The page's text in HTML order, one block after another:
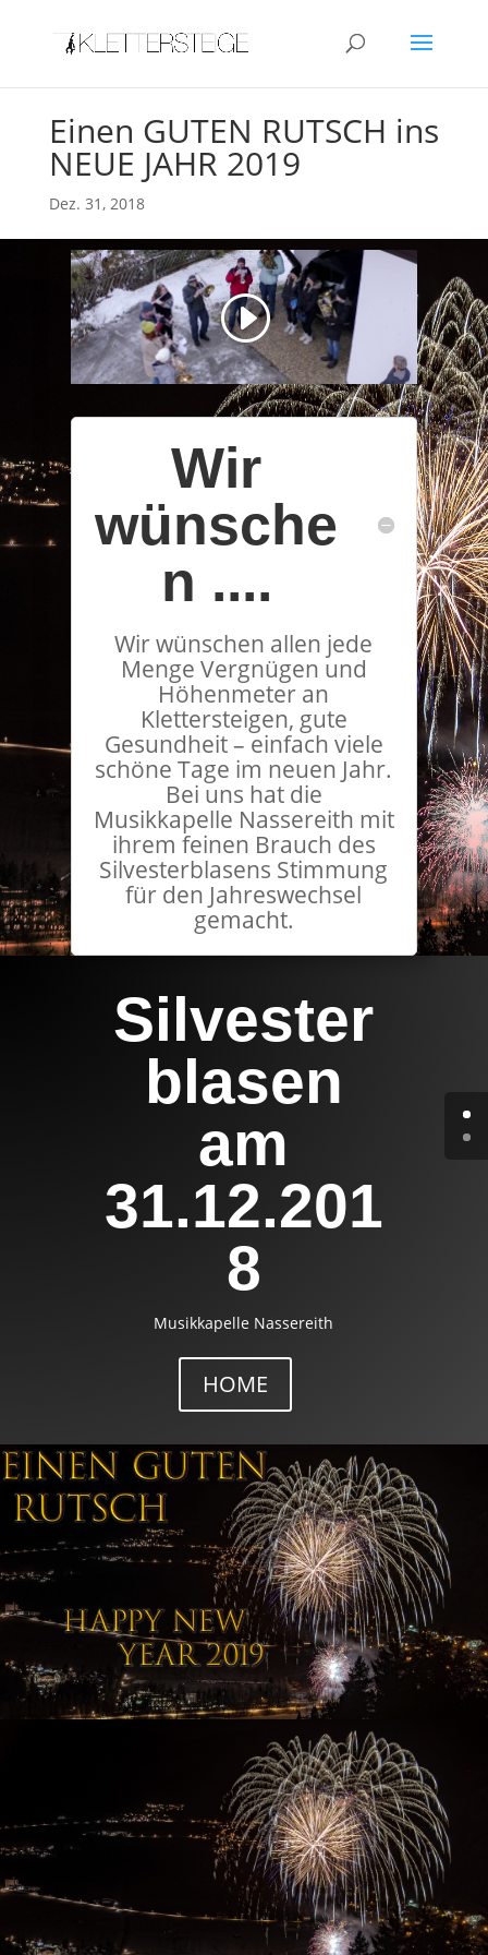
Einen GUTEN RUTSCH ins
NEUE JAHR 2019
Dez. 31, 2018
Wir
wünsche
n ....
Wir wünschen allen jede
Menge Vergnügen und
Höhenmeter an
Klettersteigen, gute
Gesundheit – einfach viele
schöne Tage im neuen Jahr.
Bei uns hat die
Musikkapelle Nassereith mit
ihrem feinen Brauch des
Silvesterblasens Stimmung
für den Jahreswechsel
gemacht.
Silvester
blasen
am
31.12.201
8
Musikkapelle Nassereith
HOME